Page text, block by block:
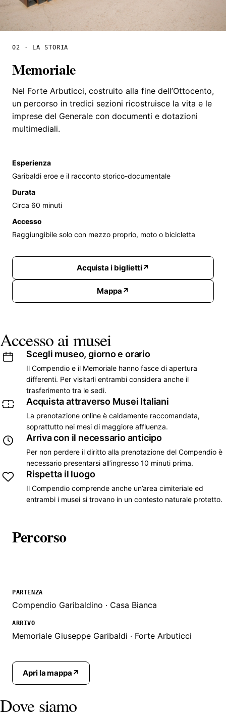
02 · LA STORIA
Memoriale
Nel Forte Arbuticci, costruito alla fine dell’Ottocento,
un percorso in tredici sezioni ricostruisce la vita e le
imprese del Generale con documenti e dotazioni
multimediali.
Esperienza
Garibaldi eroe e il racconto storico-documentale
Durata
Circa 60 minuti
Accesso
Raggiungibile solo con mezzo proprio, moto o bicicletta
Acquista i biglietti
Mappa
Accesso ai musei
Scegli museo, giorno e orario
Il Compendio e il Memoriale hanno fasce di apertura
differenti. Per visitarli entrambi considera anche il
trasferimento tra le sedi.
Acquista attraverso Musei Italiani
La prenotazione online è caldamente raccomandata,
soprattutto nei mesi di maggiore affluenza.
Arriva con il necessario anticipo
Per non perdere il diritto alla prenotazione del Compendio è
necessario presentarsi all’ingresso 10 minuti prima.
Rispetta il luogo
Il Compendio comprende anche un’area cimiteriale ed
entrambi i musei si trovano in un contesto naturale protetto.
Percorso
PARTENZA
Compendio Garibaldino · Casa Bianca
ARRIVO
Memoriale Giuseppe Garibaldi · Forte Arbuticci
Apri la mappa
Dove siamo